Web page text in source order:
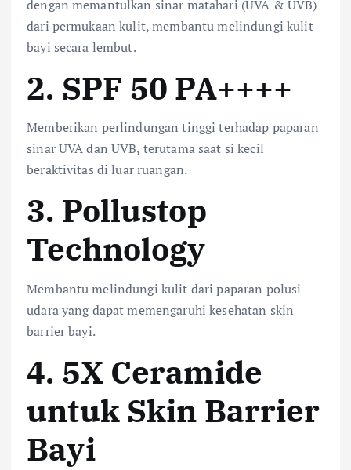
dengan memantulkan sinar matahari (UVA & UVB)
dari permukaan kulit, membantu melindungi kulit
bayi secara lembut.
2. SPF 50 PA++++
Memberikan perlindungan tinggi terhadap paparan
sinar UVA dan UVB, terutama saat si kecil
beraktivitas di luar ruangan.
3. Pollustop
Technology
Membantu melindungi kulit dari paparan polusi
udara yang dapat memengaruhi kesehatan skin
barrier bayi.
4. 5X Ceramide
untuk Skin Barrier
Bayi